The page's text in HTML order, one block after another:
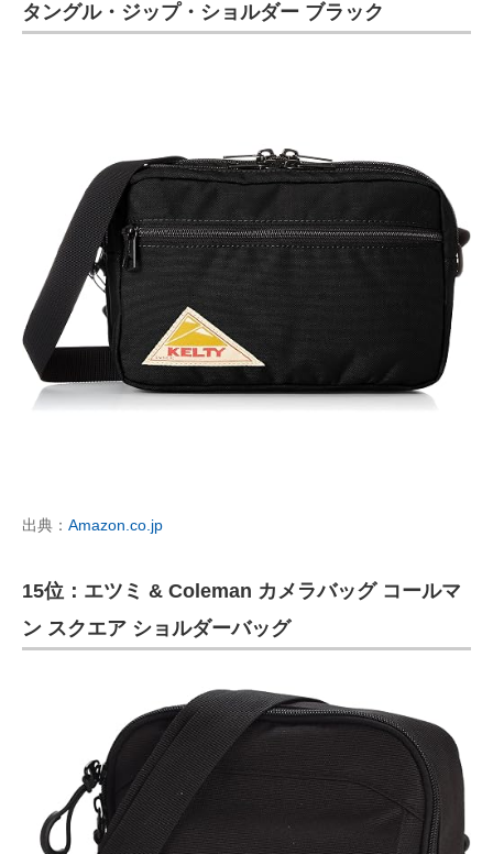
タングル・ジップ・ショルダー ブラック
出典： Amazon.co.jp
15位：エツミ & Coleman カメラバッグ コールマ
ン スクエア ショルダーバッグ